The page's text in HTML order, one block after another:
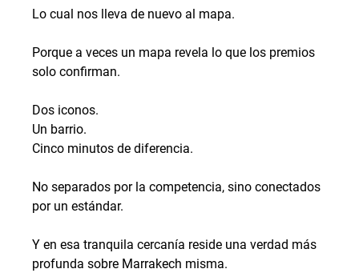
Lo cual nos lleva de nuevo al mapa.
Porque a veces un mapa revela lo que los premios
solo confirman.
Dos iconos.
Un barrio.
Cinco minutos de diferencia.
No separados por la competencia, sino conectados
por un estándar.
Y en esa tranquila cercanía reside una verdad más
profunda sobre Marrakech misma.